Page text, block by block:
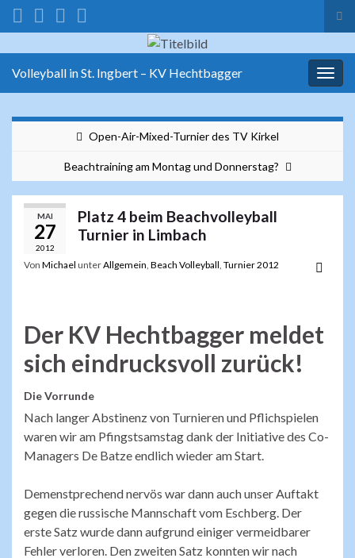
Volleyball in St. Ingbert – KV Hechtbagger
Open-Air-Mixed-Turnier des TV Kirkel
Beachtraining am Montag und Donnerstag?
MAI
27
2012
Platz 4 beim Beachvolleyball
Turnier in Limbach
Von Michael unterAllgemein Beach Volleyball Turnier 2012
Der KV Hechtbagger meldet
sich eindrucksvoll zurück!
Die Vorrunde
Nach langer Abstinenz von Turnieren und Pflichspielen
waren wir am Pfingstsamstag dank der Initiative des Co-
Managers De Batze endlich wieder am Start.
Demenstprechend nervös war dann auch unser Auftakt
gegen die russische Mannschaft vom Eschberg. Der
erste Satz wurde dann aufgrund einiger vermeidbarer
Fehler verloren. Den zweiten Satz konnten wir nach